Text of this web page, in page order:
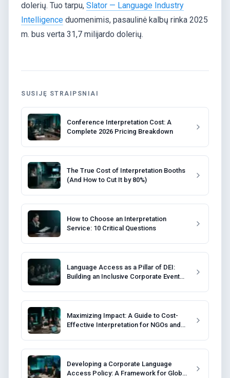
dolerių. Tuo tarpu, Slator — Language Industry
Intelligence duomenimis, pasaulinė kalbų rinka 2025
m. bus verta 31,7 milijardo dolerių.
SUSIJĘ STRAIPSNIAI
Conference Interpretation Cost: A
Complete 2026 Pricing Breakdown
The True Cost of Interpretation Booths
(And How to Cut It by 80%)
How to Choose an Interpretation
Service: 10 Critical Questions
Language Access as a Pillar of DEI:
Building an Inclusive Corporate Event
Maximizing Impact: A Guide to Cost-
Effective Interpretation for NGOs and
Developing a Corporate Language
Access Policy: A Framework for Global